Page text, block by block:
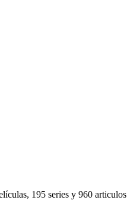
195 series y 960 articulos